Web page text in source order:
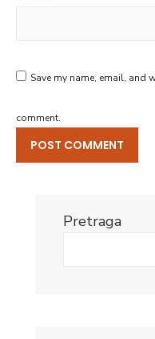
Save my name, email, and
comment.
Pretraga